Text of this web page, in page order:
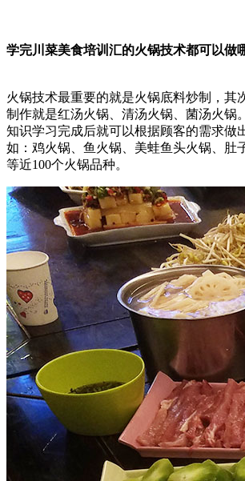
学完川菜美食培训汇的火锅技术都可以做
火锅技术最重要的就是火锅底料炒制，其
制作就是红汤火锅、清汤火锅、菌汤火锅
知识学习完成后就可以根据顾客的需求做
如：鸡火锅、鱼火锅、美蛙鱼头火锅、肚
等近100个火锅品种。